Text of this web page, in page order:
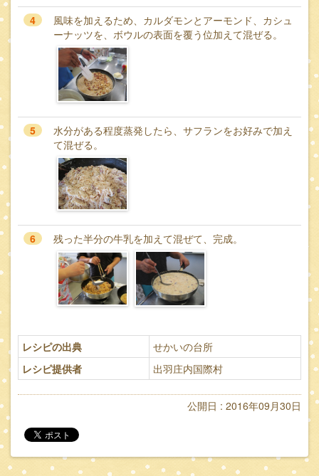
4
風味を加えるため、カルダモンとアーモンド、カシュ
ーナッツを、ボウルの表面を覆う位加えて混ぜる。
5
水分がある程度蒸発したら、サフランをお好みで加え
て混ぜる。
6 残った半分の牛乳を加えて混ぜて、完成。
レシピの出典
せかいの台所
レシピ提供者
出羽庄内国際村
公開日 : 2016年09月30日